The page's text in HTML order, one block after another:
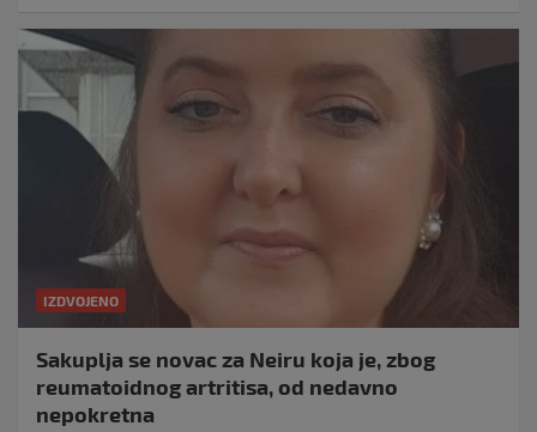
IZDVOJENO
Sakuplja se novac za Neiru koja je, zbog
reumatoidnog artritisa, od nedavno
nepokretna